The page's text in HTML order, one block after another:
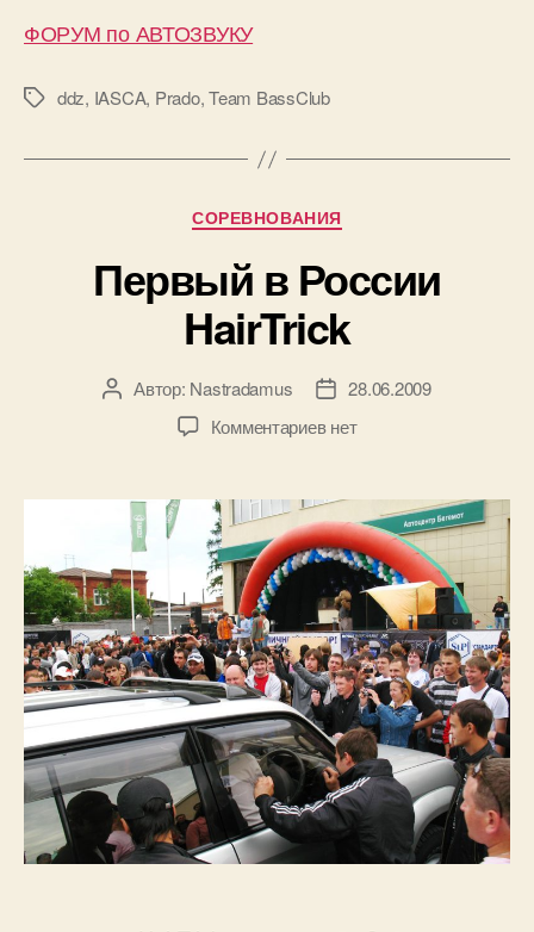
ФОРУМ по АВТОЗВУКУ
Меткиddz, IASCA, Prado,Team BassClub
Рубрики
СОРЕВНОВАНИЯ
Первый в России
HairTrick
АвторАвтор: Nastradamus
Дата28.06.2009
Комментариевк
в
России
HairTrick
нет